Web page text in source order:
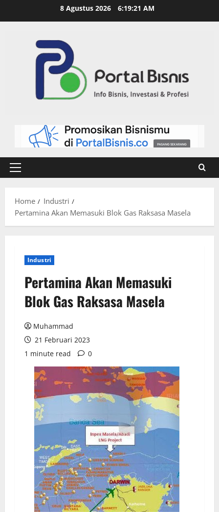
8 Agustus 2026 6:19:22 AM
Home
Industri
Pertamina Akan Memasuki Blok Gas Raksasa Masela
Industri
Pertamina Akan Memasuki
Blok Gas Raksasa Masela
Muhammad
21 Februari 2023
1 minute read
0